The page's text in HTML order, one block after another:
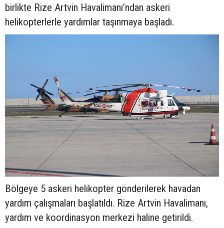
birlikte Rize Artvin Havalimanı’ndan askeri
helikopterlerle yardımlar taşınmaya başladı.
Bölgeye 5 askeri helikopter gönderilerek havadan
yardım çalışmaları başlatıldı. Rize Artvin Havalimanı,
yardım ve koordinasyon merkezi haline getirildi.